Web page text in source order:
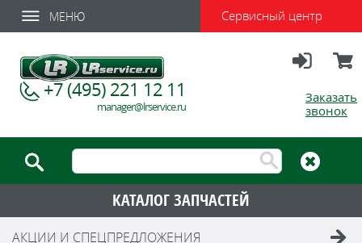
МЕНЮ Сервисный центр
Заказать
звонок
+7 (495) 221 12 11
manager@lrservice.ru
КАТАЛОГ ЗАПЧАСТЕЙ
АКЦИИ И СПЕЦПРЕДЛОЖЕНИЯ